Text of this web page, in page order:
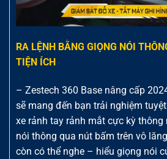
RA LỆNH BẰNG GIỌNG NÓI
TIỆN ÍCH
– Zestech 360 Base nâng cấp
sẽ mang đến bạn trải nghiệm
xe rảnh tay rảnh mắt cực kỳ
nói thông qua nút bấm trên vô
còn có thể nghe – hiểu giọng nói